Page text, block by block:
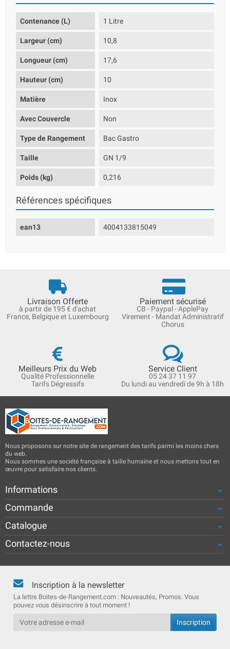
Contenance (L) 1 Litre
Largeur (cm) 10,8
Longueur (cm) 17,6
Hauteur (cm) 10
Matière Inox
Avec Couvercle Non
Type de Rangement Bac Gastro
Taille GN 1/9
Poids (kg) 0,216
Références spécifiques
ean13 4004133815049
Livraison Offerte
à partir de 195 € d'achat
France, Belgique et Luxembourg
Paiement sécurisé
CB - Paypal - ApplePay
Virement - Mandat Administratif
Chorus
Meilleurs Prix du Web
Qualité Professionnelle
Tarifs Dégressifs
Service Client
05 24 37 11 97
Du lundi au vendredi de 9h à 18h
Nous proposons sur notre site de rangement des tarifs parmi les moins chers
du web.
Nous sommes une société française à taille humaine et nous mettons tout en
œuvre pour satisfaire nos clients.
Informations
Commande
Catalogue
Contactez-nous
Inscription à la newsletter
La lettre Boites-de-Rangement.com : Nouveautés, Promos. Vous
pouvez vous désinscrire à tout moment !